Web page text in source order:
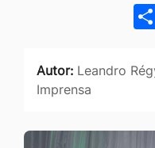
Autor: Leandro
Imprensa